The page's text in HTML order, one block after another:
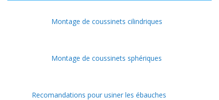
Montage de coussinets cilindriques
Montage de coussinets sphériques
Recomandations pour usiner les ébauches